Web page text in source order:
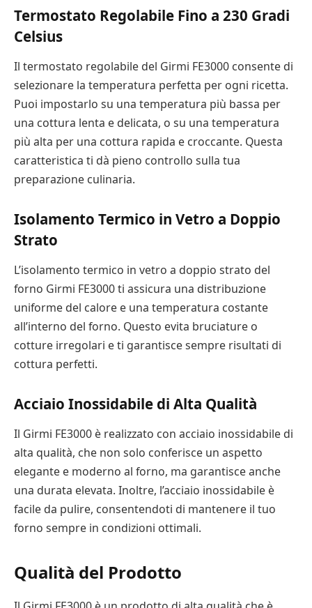
Termostato Regolabile Fino a 230 Gradi
Celsius
Il termostato regolabile del Girmi FE3000 consente di
selezionare la temperatura perfetta per ogni ricetta.
Puoi impostarlo su una temperatura più bassa per
una cottura lenta e delicata, o su una temperatura
più alta per una cottura rapida e croccante. Questa
caratteristica ti dà pieno controllo sulla tua
preparazione culinaria.
Isolamento Termico in Vetro a Doppio
Strato
L’isolamento termico in vetro a doppio strato del
forno Girmi FE3000 ti assicura una distribuzione
uniforme del calore e una temperatura costante
all’interno del forno. Questo evita bruciature o
cotture irregolari e ti garantisce sempre risultati di
cottura perfetti.
Acciaio Inossidabile di Alta Qualità
Il Girmi FE3000 è realizzato con acciaio inossidabile di
alta qualità, che non solo conferisce un aspetto
elegante e moderno al forno, ma garantisce anche
una durata elevata. Inoltre, l’acciaio inossidabile è
facile da pulire, consentendoti di mantenere il tuo
forno sempre in condizioni ottimali.
Qualità del Prodotto